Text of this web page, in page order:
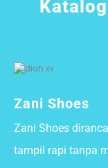
Zani Shoes
Zani Shoes
tampil rapi tanpa